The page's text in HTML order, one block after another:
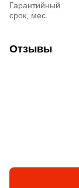
Гарантийный
срок, мес.
Отзывы